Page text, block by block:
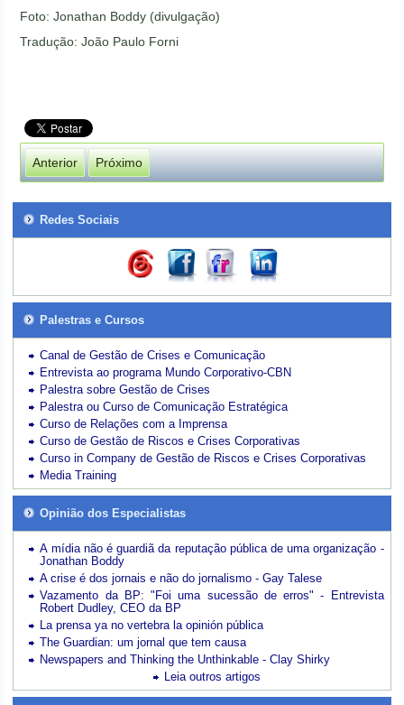
Foto: Jonathan Boddy (divulgação)
Tradução: João Paulo Forni
Anterior Próximo
Redes Sociais
Palestras e Cursos
Canal de Gestão de Crises e Comunicação
Entrevista ao programa Mundo Corporativo-CBN
Palestra sobre Gestão de Crises
Palestra ou Curso de Comunicação Estratégica
Curso de Relações com a Imprensa
Curso de Gestão de Riscos e Crises Corporativas
Curso in Company de Gestão de Riscos e Crises Corporativas
Media Training
Opinião dos Especialistas
A mídia não é guardiã da reputação pública de uma organização -
Jonathan Boddy
A crise é dos jornais e não do jornalismo - Gay Talese
Vazamento da BP: "Foi uma sucessão de erros" - Entrevista
Robert Dudley, CEO da BP
La prensa ya no vertebra la opinión pública
The Guardian: um jornal que tem causa
Newspapers and Thinking the Unthinkable - Clay Shirky
Leia outros artigos